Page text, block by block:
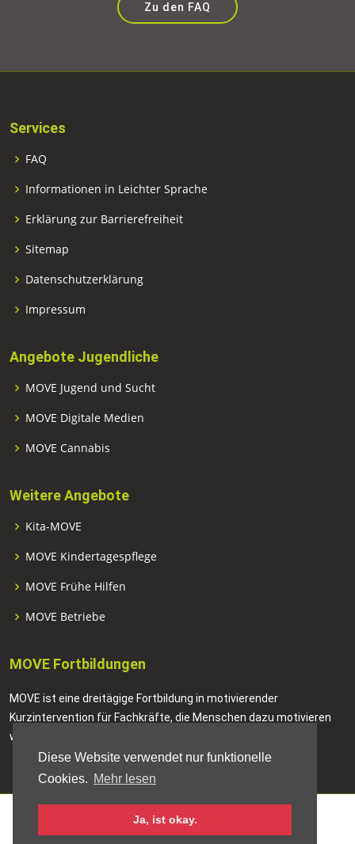
Diese Website verwendet nur funktionelle
Cookies. Mehr lesen
Ja, ist okay.
Zu den FAQ
Services
FAQ
Informationen in Leichter Sprache
Erklärung zur Barrierefreiheit
Sitemap
Datenschutzerklärung
Impressum
Angebote Jugendliche
MOVE Jugend und Sucht
MOVE Digitale Medien
MOVE Cannabis
Weitere Angebote
Kita-MOVE
MOVE Kindertagespflege
MOVE Frühe Hilfen
MOVE Betriebe
MOVE Fortbildungen
MOVE ist eine dreitägige Fortbildung in motivierender
Kurzintervention für Fachkräfte, die Menschen dazu motivieren
wollen, positive Veränderungen in ihrem Leben anzustreben.